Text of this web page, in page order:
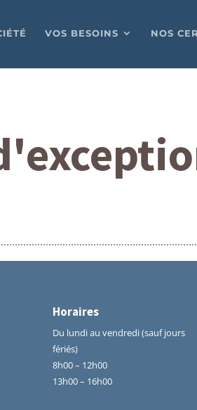
VOS BESOINS NOS
Horaires
Du lundi au vendredi (sauf jours
fériés)
8h00 – 12h00
13h00 – 16h00